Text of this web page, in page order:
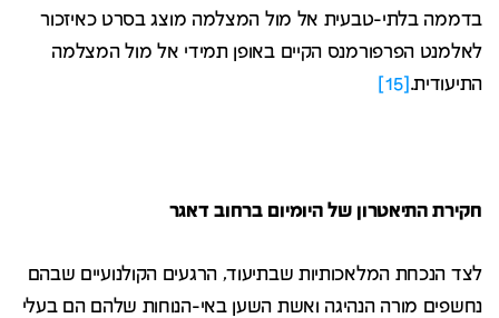
בדממה בלתי-טבעית אל מול המצלמה מוצג בסרט כאיזכור
לאלמנט הפרפורמנס הקיים באופן תמידי אל מול המצלמה
התיעודית. [15]
חקירת התיאטרון של היומיום ברחוב דאגר
לצד הנכחת המלאכותיות שבתיעוד, הרגעים הקולנועיים שבהם
נחשפים מורה הנהיגה ואשת השען באי-הנוחות שלהם הם בעלי